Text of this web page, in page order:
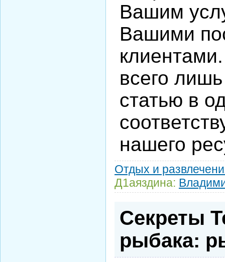
Вашим
Вашими
всего
статью в
нашего
Отдых и
Д1аяздина:
Секреты
рыбака: